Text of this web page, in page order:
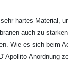
hartes Material,
auch zu
Wie es sich beim
Anordnung